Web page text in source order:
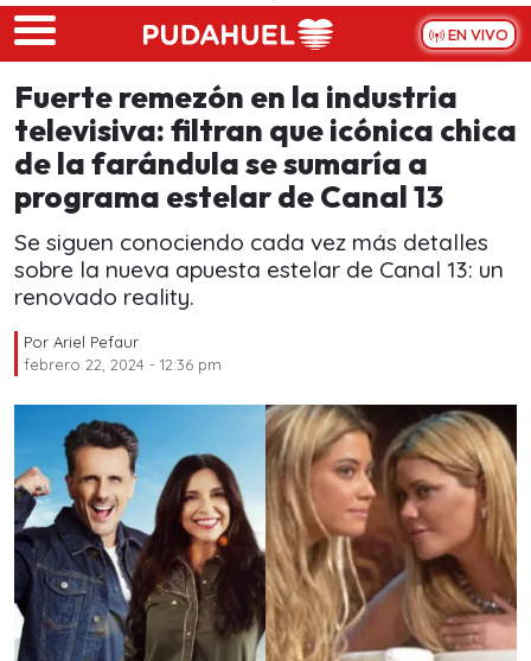
Skip to main content
EN VIVO
Fuerte remezón en la industria
televisiva: filtran que icónica chica
de la farándula se sumaría a
programa estelar de Canal 13
Se siguen conociendo cada vez más detalles
sobre la nueva apuesta estelar de Canal 13: un
renovado reality.
Por Ariel Pefaur
febrero 22, 2024 - 12:36 pm